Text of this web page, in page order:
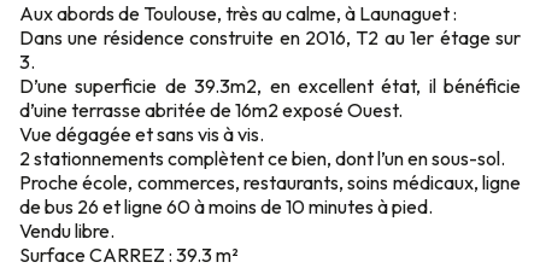
Aux abords de Toulouse, très au calme, à Launaguet :
Dans une résidence construite en 2016, T2 au 1er étage sur
3.
D’une superficie de 39.3m2, en excellent état, il bénéficie
d’uine terrasse abritée de 16m2 exposé Ouest.
Vue dégagée et sans vis à vis.
2 stationnements complètent ce bien, dont l’un en sous-sol.
Proche école, commerces, restaurants, soins médicaux, ligne
de bus 26 et ligne 60 à moins de 10 minutes à pied.
Vendu libre.
Surface CARREZ : 39.3 m²